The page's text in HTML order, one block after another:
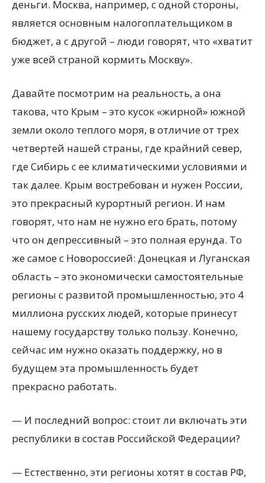
деньги. Москва, например, с одной стороны,
является основным налогоплательщиком в
бюджет, а с другой – люди говорят, что «хватит
уже всей страной кормить Москву».
Давайте посмотрим на реальность, а она
такова, что Крым – это кусок «жирной» южной
земли около теплого моря, в отличие от трех
четвертей нашей страны, где крайний север,
где Сибирь с ее климатическими условиями и
так далее. Крым востребован и нужен России,
это прекрасный курортный регион. И нам
говорят, что нам не нужно его брать, потому
что он депрессивный – это полная ерунда. То
же самое с Новороссией: Донецкая и Луганская
область – это экономически самостоятельные
регионы с развитой промышленностью, это 4
миллиона русских людей, которые принесут
нашему государству только пользу. Конечно,
сейчас им нужно оказать поддержку, но в
будущем эта промышленность будет
прекрасно работать.
— И последний вопрос: стоит ли включать эти
республики в состав Российской Федерации?
— Естественно, эти регионы хотят в состав РФ,